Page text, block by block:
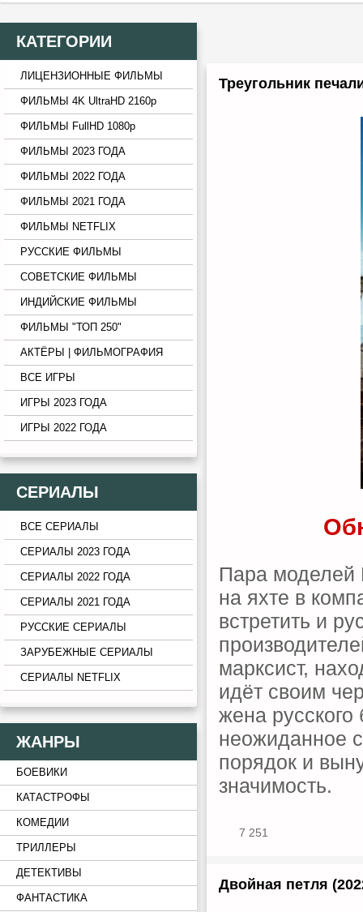
КАТЕГОРИИ
ЛИЦЕНЗИОННЫЕ ФИЛЬМЫ
ФИЛЬМЫ 4K UltraHD 2160p
ФИЛЬМЫ FullHD 1080p
ФИЛЬМЫ 2023 ГОДА
ФИЛЬМЫ 2022 ГОДА
ФИЛЬМЫ 2021 ГОДА
ФИЛЬМЫ NETFLIX
РУССКИЕ ФИЛЬМЫ
СОВЕТСКИЕ ФИЛЬМЫ
ИНДИЙСКИЕ ФИЛЬМЫ
ФИЛЬМЫ "ТОП 250"
АКТЁРЫ | ФИЛЬМОГРАФИЯ
ВСЕ ИГРЫ
ИГРЫ 2023 ГОДА
ИГРЫ 2022 ГОДА
СЕРИАЛЫ
ВСЕ СЕРИАЛЫ
СЕРИАЛЫ 2023 ГОДА
СЕРИАЛЫ 2022 ГОДА
СЕРИАЛЫ 2021 ГОДА
РУССКИЕ СЕРИАЛЫ
ЗАРУБЕЖНЫЕ СЕРИАЛЫ
СЕРИАЛЫ NETFLIX
ЖАНРЫ
БОЕВИКИ
КАТАСТРОФЫ
КОМЕДИИ
ТРИЛЛЕРЫ
ДЕТЕКТИВЫ
ФАНТАСТИКА
Треугольник
Пара моделей
на яхте в
встретить и
марксист,
идёт своим
жена русского
неожиданное
порядок и
значимость.
7 251
Двойная петля